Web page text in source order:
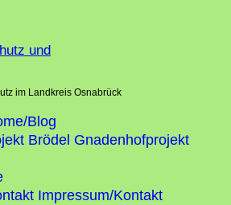
im Landkreis Osnabrück
Blog
Brödel Gnadenhofprojekt
Impressum/Kontakt